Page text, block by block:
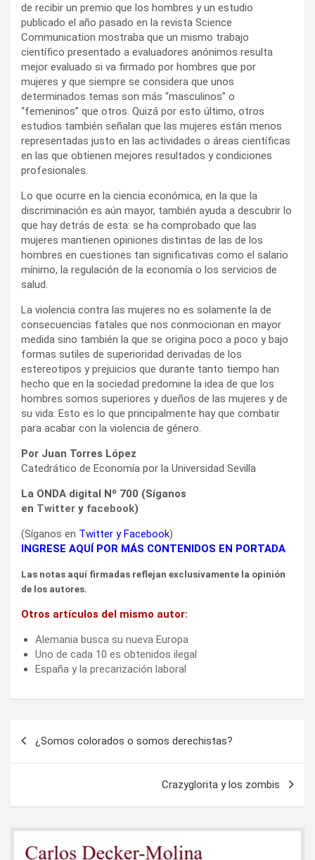
de recibir un premio que los hombres y un estudio
publicado el año pasado en la revista Science
Communication mostraba que un mismo trabajo
científico presentado a evaluadores anónimos resulta
mejor evaluado si va firmado por hombres que por
mujeres y que siempre se considera que unos
determinados temas son más “masculinos” o
“femeninos” que otros. Quizá por esto último, otros
estudios también señalan que las mujeres están menos
representadas justo en las actividades o áreas científicas
en las que obtienen mejores resultados y condiciones
profesionales.
Lo que ocurre en la ciencia económica, en la que la
discriminación es aún mayor, también ayuda a descubrir lo
que hay detrás de esta: se ha comprobado que las
mujeres mantienen opiniones distintas de las de los
hombres en cuestiones tan significativas como el salario
mínimo, la regulación de la economía o los servicios de
salud.
La violencia contra las mujeres no es solamente la de
consecuencias fatales que nos conmocionan en mayor
medida sino también la que se origina poco a poco y bajo
formas sutiles de superioridad derivadas de los
estereotipos y prejuicios que durante tanto tiempo han
hecho que en la sociedad predomine la idea de que los
hombres somos superiores y dueños de las mujeres y de
su vida. Esto es lo que principalmente hay que combatir
para acabar con la violencia de género.
Por Juan Torres López
Catedrático de Economía por la Universidad Sevilla
La ONDA digital Nº 700 (Síganos
en Twitter y facebook)
(Síganos en Twitter yFacebook)
INGRESE AQUÍ POR MÁS CONTENIDOS EN PORTADA
Las notas aquí firmadas reflejan exclusivamente la opinión
de los autores.
Otros artículos del mismo autor:
Alemania busca su nueva Europa
Uno de cada 10 es obtenidos ilegal
España y la precarización laboral
¿Somos colorados o somos derechistas?
Crazyglorita y los zombis